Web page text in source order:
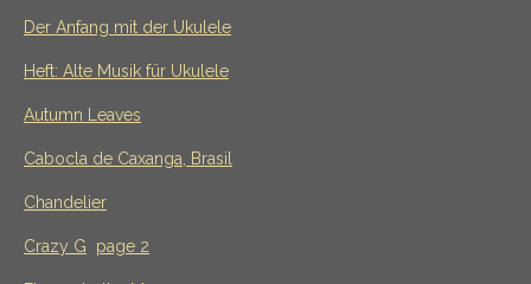
Der Anfang mit der Ukulele
Heft: Alte Musik für Ukulele
Autumn Leaves
Cabocla de Caxanga, Brasil
Chandelier
Crazy G page 2